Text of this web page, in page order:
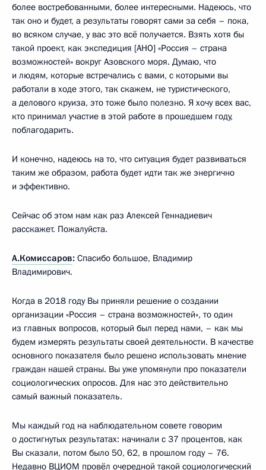
более востребованными, более интересными. Надеюсь, что
так оно и будет, а результаты говорят сами за себя – пока,
во всяком случае, у вас это всё получается. Взять хотя бы
такой проект, как экспедиция [АНО] «Россия – страна
возможностей» вокруг Азовского моря. Думаю, что
и людям, которые встречались с вами, с которыми вы
работали в ходе этого, так скажем, не туристического,
а делового круиза, это тоже было полезно. Я хочу всех вас,
кто принимал участие в этой работе в прошедшем году,
поблагодарить.
И конечно, надеюсь на то, что ситуация будет развиваться
таким же образом, работа будет идти так же энергично
и эффективно.
Сейчас об этом нам как раз Алексей Геннадиевич
расскажет. Пожалуйста.
А.Комиссаров: Спасибо большое, Владимир
Владимирович.
Когда в 2018 году Вы приняли решение о создании
организации «Россия – страна возможностей», то один
из главных вопросов, который был перед нами, – как мы
будем измерять результаты своей деятельности. В качестве
основного показателя было решено использовать мнение
граждан нашей страны. Вы уже упомянули про показатели
социологических опросов. Для нас это действительно
самый важный показатель.
Мы каждый год на наблюдательном совете говорим
о достигнутых результатах: начинали с 37 процентов, как
Вы сказали, потом было 50, 62, в прошлом году – 76.
Недавно ВЦИОМ провёл очередной такой социологический